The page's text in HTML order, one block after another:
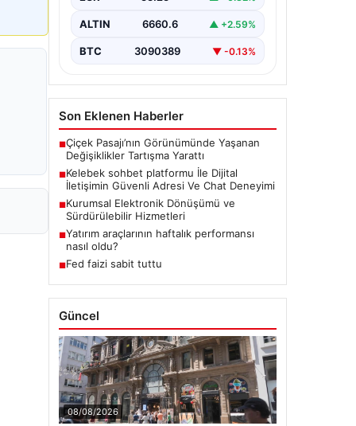
bir biçimde iletişim kurması büyük
Günümüzde birçok…
ALTIN 6660.6 ▲ +2.59%
BTC 3090389 ▼ -0.13%
Son Eklenen Haberler
■Çiçek Pasajı’nın Görünümünde Yaşanan
Değişiklikler Tartışma Yarattı
■Kelebek sohbet platformu İle Dijital
İletişimin Güvenli Adresi Ve Chat Deneyimi
■Kurumsal Elektronik Dönüşümü ve
Sürdürülebilir Hizmetleri
■Yatırım araçlarının haftalık performansı
nasıl oldu?
■Fed faizi sabit tuttu
Güncel
08/08/2026